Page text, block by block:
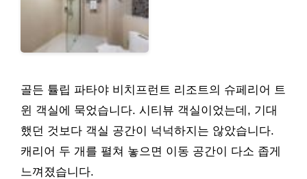
골든 튤립 파타야 비치프런트 리조트의 슈페리어 트
윈 객실에 묵었습니다. 시티뷰 객실이었는데, 기대
했던 것보다 객실 공간이 넉넉하지는 않았습니다.
캐리어 두 개를 펼쳐 놓으면 이동 공간이 다소 좁게
느껴졌습니다.